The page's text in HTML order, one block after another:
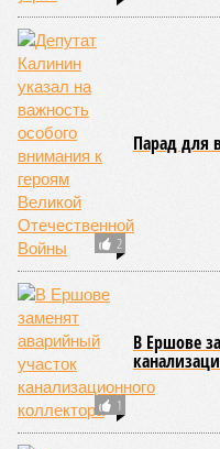
2
Парад для
1
В Ершове